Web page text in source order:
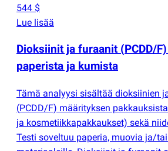
544 $
Lue lisää
Dioksiinit ja furaanit (PCDD/
paperista ja kumista
Tämä analyysi sisältää dioksiinien
(PCDD/F) määrityksen pakkauksista
ja kosmetiikkapakkaukset) sekä
Testi soveltuu paperia, muovia ja/